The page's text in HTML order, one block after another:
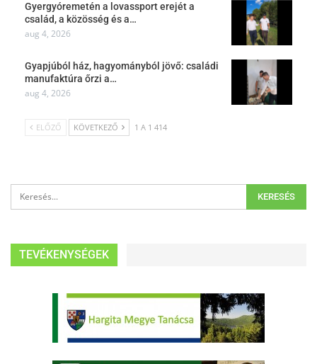
Gyergyóremetén a lovassport erejét a
család, a közösség és a…
aug 4, 2026
Gyapjúból ház, hagyományból jövő: családi
manufaktúra őrzi a…
aug 4, 2026
ELŐZŐ KÖVETKEZŐ 1 A 1 414
TEVÉKENYSÉGEK